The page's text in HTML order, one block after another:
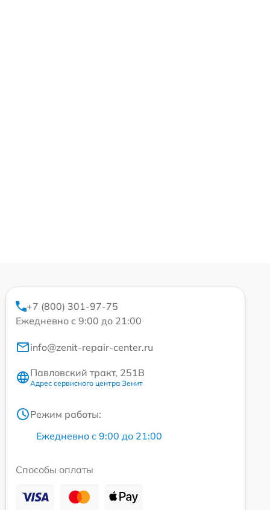
+7 (800) 301-97-75
Ежедневно с 9:00 до 21:00
info@zenit-repair-center.ru
Павловский тракт, 251В
Адрес сервисного центра Зенит
Режим работы:
Ежедневно с 9:00 до 21:00
Способы оплаты